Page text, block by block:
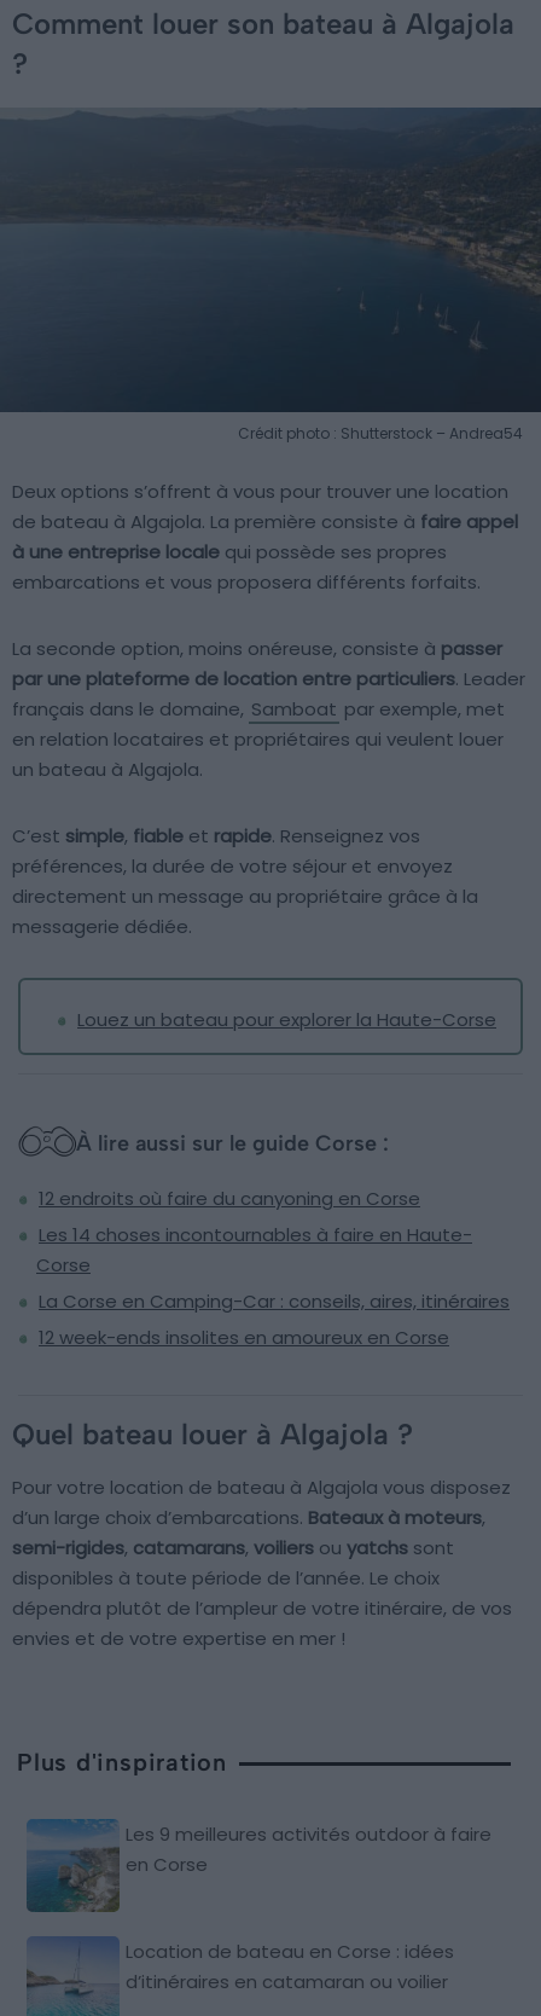
Comment louer son bateau à Algajola
?
Crédit photo : Shutterstock – Andrea54
Deux options s’offrent à vous pour trouver une location
de bateau à Algajola. La première consiste à faire appel
à une entreprise locale qui possède ses propres
embarcations et vous proposera différents forfaits.
La seconde option, moins onéreuse, consiste à passer
par une plateforme de location entre particuliers. Leader
français dans le domaine, Samboat par exemple, met
en relation locataires et propriétaires qui veulent louer
un bateau à Algajola.
C’est simple, fiable et rapide. Renseignez vos
préférences, la durée de votre séjour et envoyez
directement un message au propriétaire grâce à la
messagerie dédiée.
Louez un bateau pour explorer la Haute-Corse
À lire aussi sur le guide Corse :
12 endroits où faire du canyoning en Corse
Les 14 choses incontournables à faire en Haute-
Corse
La Corse en Camping-Car : conseils, aires, itinéraires
12 week-ends insolites en amoureux en Corse
Quel bateau louer à Algajola ?
Pour votre location de bateau à Algajola vous disposez
d’un large choix d’embarcations. Bateaux à moteurs,
semi-rigides, catamarans, voiliers ou yatchs sont
disponibles à toute période de l’année. Le choix
dépendra plutôt de l’ampleur de votre itinéraire, de vos
envies et de votre expertise en mer !
Plus d'inspiration
Les 9 meilleures activités outdoor à faire
en Corse
Location de bateau en Corse : idées
d’itinéraires en catamaran ou voilier